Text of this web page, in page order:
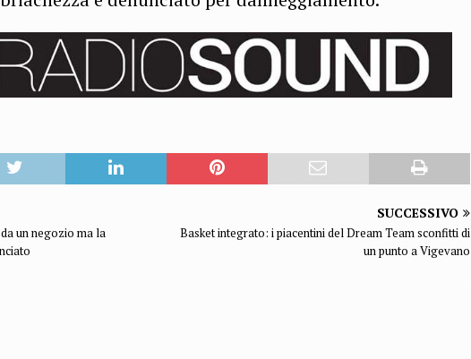
un negozio ma la
SUCCESSIVO
Basket integrato: i piacentini del Dream Team sconfitti di
un punto a Vigevano